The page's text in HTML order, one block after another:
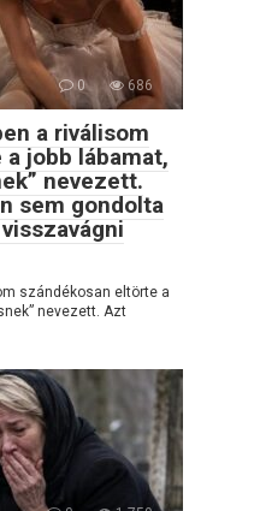
0 686
a riválisom
jobb lábamat,
nevezett.
sem gondolta
szándékosan eltörte a
nevezett. Azt